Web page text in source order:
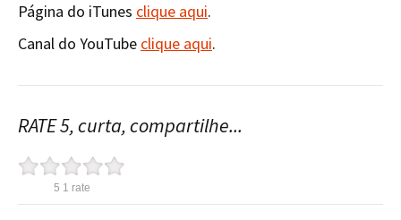
Página do iTunes clique aqui.
Canal do YouTube clique aqui.
RATE 5, curta, compartilhe...
5 1 rate